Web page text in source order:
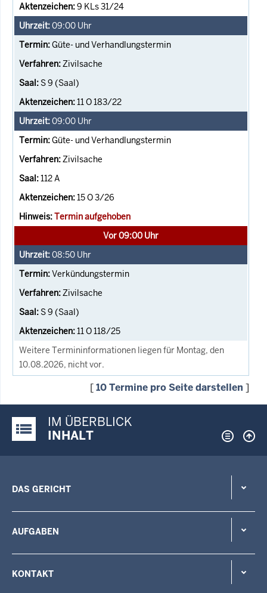
9 KLs 31/24
09:00 Uhr
Güte- und Verhandlungstermin
Zivilsache
S 9 (Saal)
11 O 183/22
09:00 Uhr
Güte- und Verhandlungstermin
Zivilsache
112 A
15 O 3/26
Termin aufgehoben
Vor 09:00 Uhr
08:50 Uhr
Verkündungstermin
Zivilsache
S 9 (Saal)
11 O 118/25
Weitere Termininformationen liegen für Montag, den
10.08.2026, nicht vor.
[10 Termine pro Seite darstellen ]
Justiz-Portal im Überblick:
IM ÜBERBLICK
INHALT
DAS GERICHT
AUFGABEN
KONTAKT